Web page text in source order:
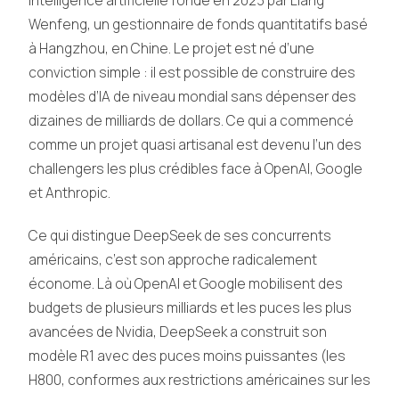
Wenfeng, un gestionnaire de fonds quantitatifs basé
à Hangzhou, en Chine. Le projet est né d’une
conviction simple : il est possible de construire des
modèles d’IA de niveau mondial sans dépenser des
dizaines de milliards de dollars. Ce qui a commencé
comme un projet quasi artisanal est devenu l’un des
challengers les plus crédibles face à OpenAI, Google
et Anthropic.
Ce qui distingue DeepSeek de ses concurrents
américains, c’est son approche radicalement
économe. Là où OpenAI et Google mobilisent des
budgets de plusieurs milliards et les puces les plus
avancées de Nvidia, DeepSeek a construit son
modèle R1 avec des puces moins puissantes (les
H800, conformes aux restrictions américaines sur les